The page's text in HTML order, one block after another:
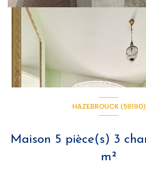
HAZEBROUCK (59190)
Maison 5 pièce(s) 3 chambre(s) 131
m²